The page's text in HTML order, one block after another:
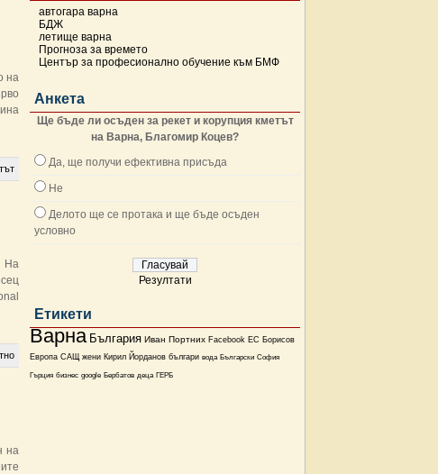
автогара варна
БДЖ
летище варна
Прогноза за времето
Център за професионално обучение към БМФ
Анкета
Ще бъде ли осъден за рекет и корупция кметът
на Варна, Благомир Коцев?
Да, ще получи ефективна присъда
Не
Делото ще се протака и ще бъде осъден
условно
Резултати
Етикети
Варна България Иван Портних Facebook ЕС Борисов
Европа САЩ жени Кирил Йорданов българи вода Български София
Гърция бизнес google Бербатов деца ГЕРБ
на
На
на